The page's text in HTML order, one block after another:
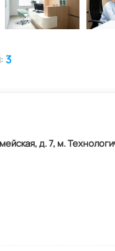
3
д. 7, м.